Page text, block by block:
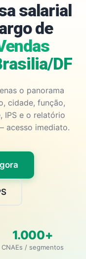
salarial
de
DF
o panorama
cidade, função,
IPS e o relatório
acesso imediato.
1.000+
CNAEs / segmentos